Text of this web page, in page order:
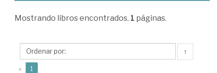
Cleary,
Mostrando libros encontrados. 1 páginas.
↑
« 1